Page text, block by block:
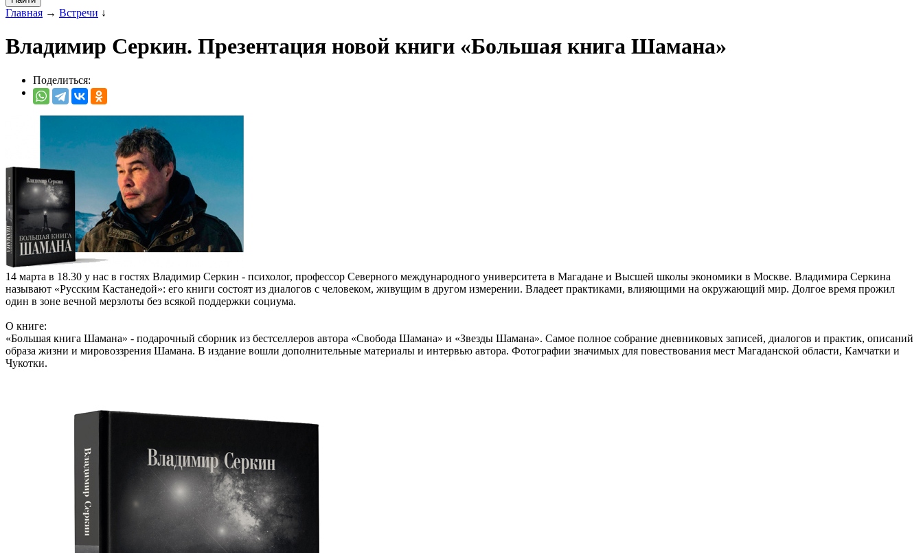
Главная → Встречи ↓
Владимир Серкин. Презентация новой книги «Большая книга Шамана»
Поделиться:
14 марта в 18.30 у нас в гостях Владимир Серкин - психолог, профессор Северного международного университета в Магадане и Высшей школы экономики в Москве. Владимира Серкина
называют «Русским Кастанедой»: его книги состоят из диалогов с человеком, живущим в другом измерении. Владеет практиками, влияющими на окружающий мир. Долгое время прожил
один в зоне вечной мерзлоты без всякой поддержки социума.
О книге:
«Большая книга Шамана» - подарочный сборник из бестселлеров автора «Свобода Шамана» и «Звезды Шамана». Самое полное собрание дневниковых записей, диалогов и практик, описаний
образа жизни и мировоззрения Шамана. В издание вошли дополнительные материалы и интервью автора. Фотографии значимых для повествования мест Магаданской области, Камчатки и
Чукотки.